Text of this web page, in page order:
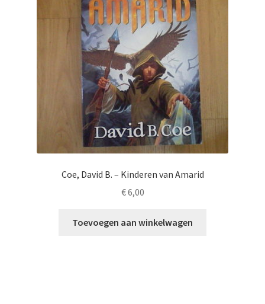
Coe, David B. – Kinderen van Amarid
€6,00
Toevoegen aan winkelwagen